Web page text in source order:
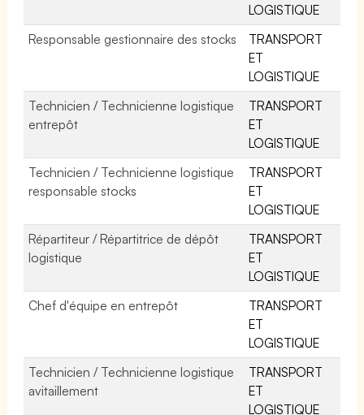
LOGISTIQUE
Responsable gestionnaire des stocks
TRANSPORT
ET
LOGISTIQUE
Technicien / Technicienne logistique
entrepôt
TRANSPORT
ET
LOGISTIQUE
Technicien / Technicienne logistique
responsable stocks
TRANSPORT
ET
LOGISTIQUE
Répartiteur / Répartitrice de dépôt
logistique
TRANSPORT
ET
LOGISTIQUE
Chef d'équipe en entrepôt
TRANSPORT
ET
LOGISTIQUE
Technicien / Technicienne logistique
avitaillement
TRANSPORT
ET
LOGISTIQUE